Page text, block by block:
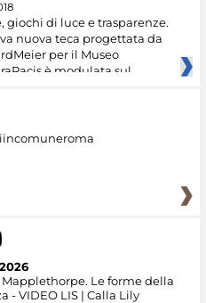
giochi di luce e trasparenze.
nuova teca progettata da
per il Museo
è modulata sul
Mapplethorpe. Le forme della
- VIDEO LIS | Calla Lily